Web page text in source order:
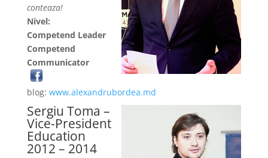
conteaza!
Nivel:
Competend Leader
Competend
Communicator
blog: www.alexandrubordea.md
Sergiu Toma –
Vice-President
Education
2012 – 2014